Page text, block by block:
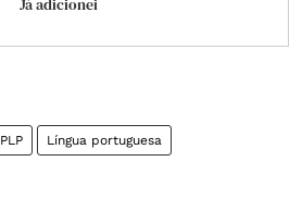
Já adicionei
Língua portuguesa